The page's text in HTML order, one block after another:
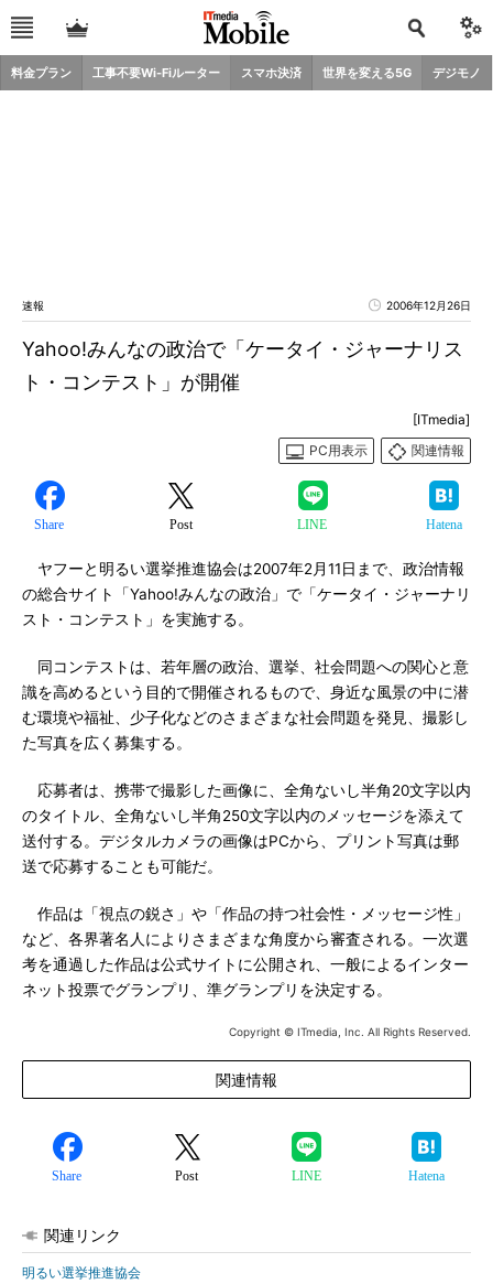
料金プラン 工事不要Wi-Fiルーター スマホ決済 世界を変える5G デジモノ
速報 2006年12月26日
Yahoo!みんなの政治で「ケータイ・ジャーナリス
ト・コンテスト」が開催
[ITmedia]
PC用表示
関連情報
Share Post LINE Hatena
ヤフーと明るい選挙推進協会は2007年2月11日まで、政治情報
の総合サイト「Yahoo!みんなの政治」で「ケータイ・ジャーナリ
スト・コンテスト」を実施する。
同コンテストは、若年層の政治、選挙、社会問題への関心と意
識を高めるという目的で開催されるもので、身近な風景の中に潜
む環境や福祉、少子化などのさまざまな社会問題を発見、撮影し
た写真を広く募集する。
応募者は、携帯で撮影した画像に、全角ないし半角20文字以内
のタイトル、全角ないし半角250文字以内のメッセージを添えて
送付する。デジタルカメラの画像はPCから、プリント写真は郵
送で応募することも可能だ。
作品は「視点の鋭さ」や「作品の持つ社会性・メッセージ性」
など、各界著名人によりさまざまな角度から審査される。一次選
考を通過した作品は公式サイトに公開され、一般によるインター
ネット投票でグランプリ、準グランプリを決定する。
Copyright © ITmedia, Inc. All Rights Reserved.
関連情報
Share Post LINE Hatena
関連リンク
明るい選挙推進協会